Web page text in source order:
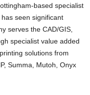
based specialist
seen significant
serves the CAD/GIS,
specialist value added
solutions from
Summa, Mutoh, Onyx